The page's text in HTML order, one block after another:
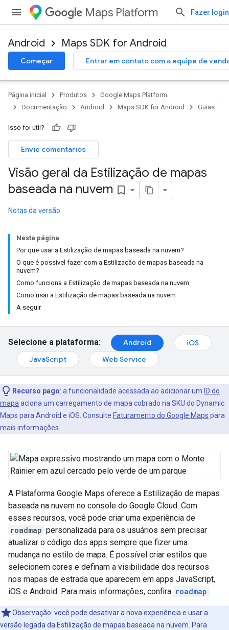
Maps Platform Fazer login
Android Maps SDK for Android
Começar Entrar em contato com a equipe de
Página inicial Produtos
Google Maps Platform
Documentação
Android Maps SDK for Android Guias
Isso foi útil?
Envie comentários
Visão geral da Estilização de mapas
baseada na nuvem
Notas da versão
Nesta página
Por que usar a Estilização de mapas baseada na nuvem?
O que é possível fazer com a Estilização de mapas baseada na
nuvem?
Como funciona a Estilização de mapas baseada na nuvem
Como usar a Estilização de mapas baseada na nuvem
A seguir
Selecione a plataforma: Android
iOS
JavaScript
Web Service
Recurso pago: a funcionalidade acessada ao adicionar um ID do
mapa aciona um carregamento de mapa cobrado na SKU do Dynamic
Maps para Android e iOS. Consulte Faturamento do Google Maps para
mais informações.
A Plataforma Google Maps oferece a Estilização de mapas
baseada na nuvem no console do Google Cloud. Com
esses recursos, você pode criar uma experiência de
roadmap personalizada para os usuários sem precisar
atualizar o código dos apps sempre que fizer uma
mudança no estilo de mapa. É possível criar estilos que
selecionem cores e definam a visibilidade dos recursos
nos mapas de estrada que aparecem em apps JavaScript,
iOS e Android. Para mais informações, confira roadmap .
Observação: você pode desativar a nova experiência e usar a
versão legada da Estilização de mapas baseada na nuvem. Para